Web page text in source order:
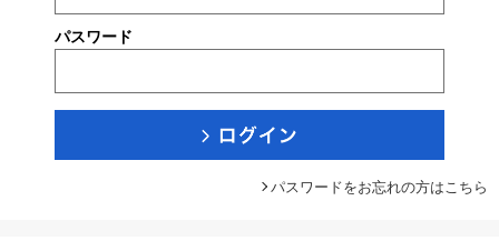
パスワード
パスワードをお忘れの方はこちら